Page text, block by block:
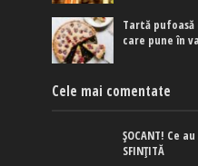
Tartă
care pune în
Cele mai comentate
ȘOCANT! Ce
SFINȚITĂ